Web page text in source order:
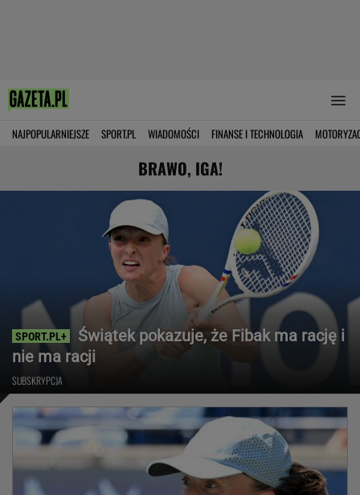
NAJPOPULARNIEJSZE SPORT.PL WIADOMOŚCI FINANSE I TECHNOLOGIA
BRAWO, IGA!
Świątek pokazuje, że Fibak ma rację i
nie ma racji
SUBSKRYPCJA